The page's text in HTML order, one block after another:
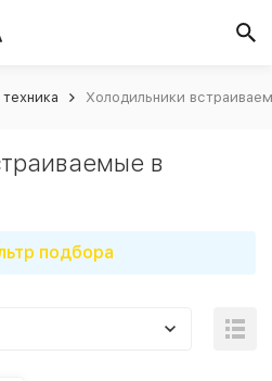
Холодильники
в
подбора